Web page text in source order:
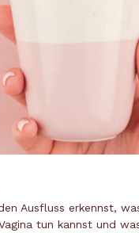
Ausfluss erkennst,
tun kannst und